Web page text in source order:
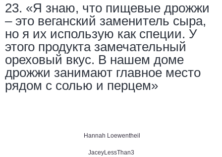
23. «Я знаю, что пищевые дрожжи
– это веганский заменитель сыра,
но я их использую как специи. У
этого продукта замечательный
ореховый вкус. В нашем доме
дрожжи занимают главное место
рядом с солью и перцем»
Hannah Loewentheil
JaceyLessThan3